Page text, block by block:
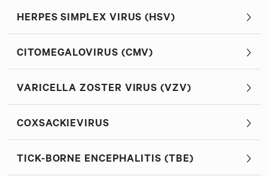
HERPES SIMPLEX VIRUS (HSV)
CITOMEGALOVIRUS (CMV)
VARICELLA ZOSTER VIRUS (VZV)
COXSACKIEVIRUS
TICK-BORNE ENCEPHALITIS (TBE)